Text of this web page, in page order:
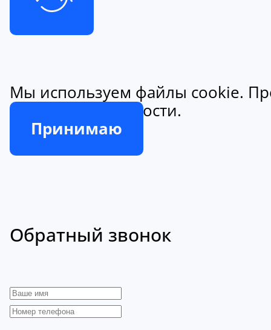
Мы используем файлы cookie.
конфиденциальности.
Принимаю
Обратный звонок